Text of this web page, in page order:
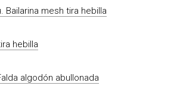
Bailarina mesh tira hebilla
algodón abullonada